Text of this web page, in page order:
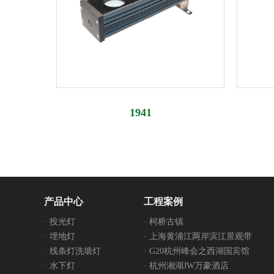
1941
产品中心
· 投光灯
· 埋地灯
· 线条灯洗墙灯
· 水下灯
工程案例
· 柯桥古镇
· 上海黄浦江两岸滨江景观带
· G20杭州峰会之西湖国宾馆
· 杭州湘湖JW万豪酒店